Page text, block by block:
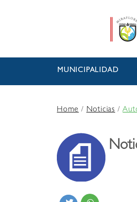
MUNICIPALIDAD
Home/Noticias /